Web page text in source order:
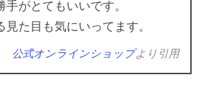
手がとてもいいです。
見た目も気にいってます。
公式オンラインショップより引用